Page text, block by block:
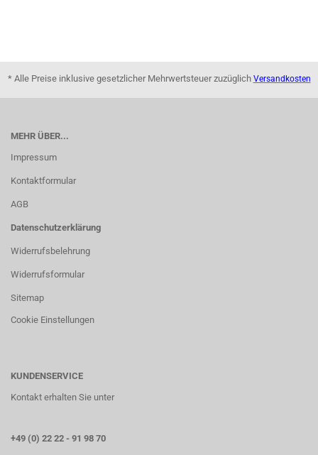
* Alle Preise inklusive gesetzlicher Mehrwertsteuer zuzüglich Versandkosten
MEHR ÜBER...
Impressum
Kontaktformular
AGB
Datenschutzerklärung
Widerrufsbelehrung
Widerrufsformular
Sitemap
Cookie Einstellungen
KUNDENSERVICE
Kontakt erhalten Sie unter
+49 (0) 22 22 - 91 98 70